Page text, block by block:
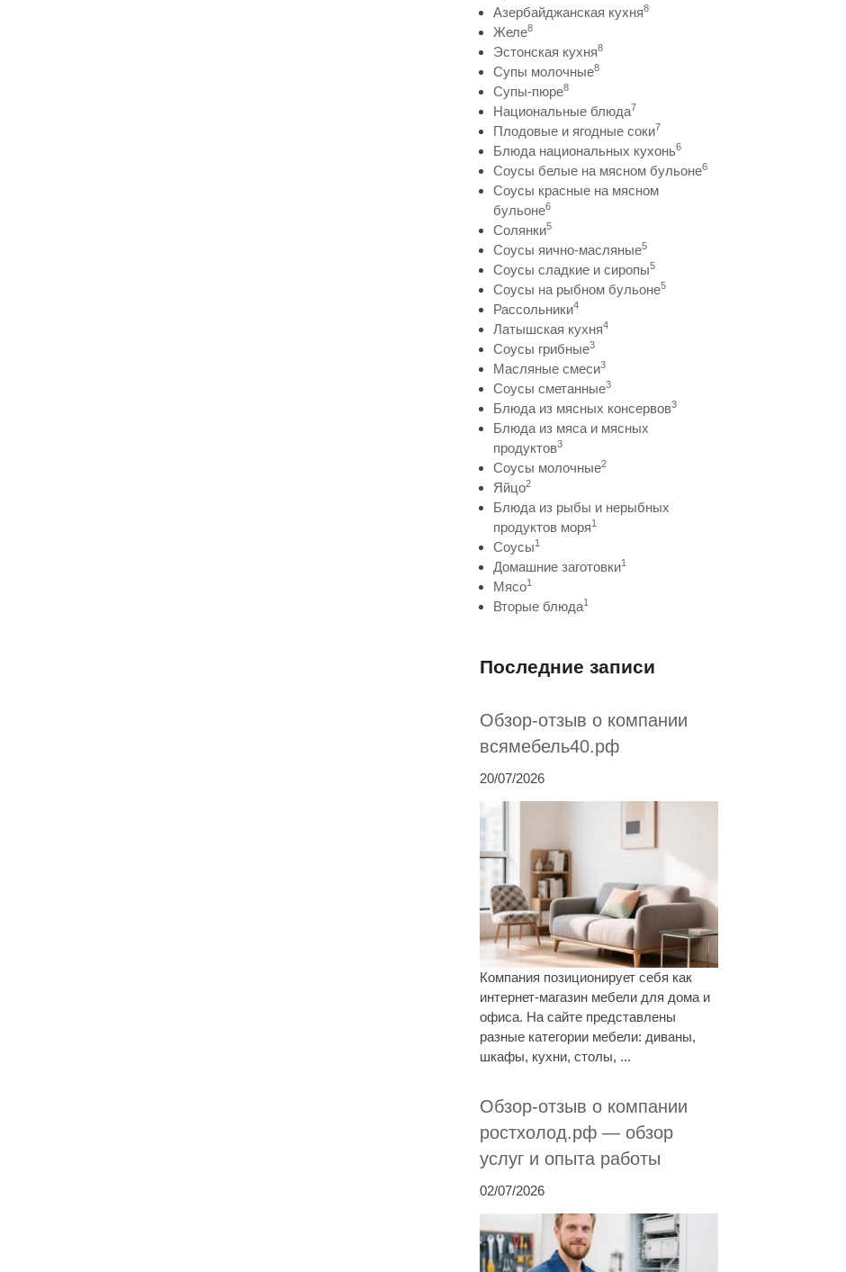
Азербайджанская кухня8
Желе8
Эстонская кухня8
Супы молочные8
Супы-пюре8
Национальные блюда7
Плодовые и ягодные соки7
Блюда национальных кухонь6
Соусы белые на мясном бульоне6
Соусы красные на мясном
бульоне6
Солянки5
Соусы яично-масляные5
Соусы сладкие и сиропы5
Соусы на рыбном бульоне5
Рассольники4
Латышская кухня4
Соусы грибные3
Масляные смеси3
Соусы сметанные3
Блюда из мясных консервов3
Блюда из мяса и мясных
продуктов3
Соусы молочные2
Яйцо2
Блюда из рыбы и нерыбных
продуктов моря1
Соусы1
Домашние заготовки1
Мясо1
Вторые блюда1
Последние записи
Обзор-отзыв о компании
всямебель40.рф
20/07/2026
Компания позиционирует себя как
интернет-магазин мебели для дома и
офиса. На сайте представлены
разные категории мебели: диваны,
шкафы, кухни, столы, ...
Обзор-отзыв о компании
ростхолод.рф — обзор
услуг и опыта работы
02/07/2026